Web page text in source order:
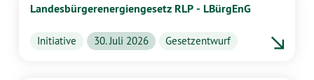
Landesbürgerenergiengesetz RLP - LBürgEnG
Initiative 30. Juli 2026 Gesetzentwurf